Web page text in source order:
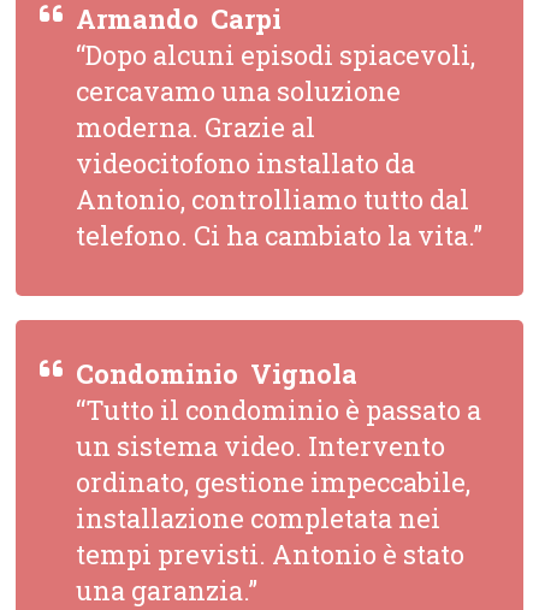
Armando  Carpi
“Dopo alcuni episodi spiacevoli,
cercavamo una soluzione
moderna. Grazie al
videocitofono installato da
Antonio, controlliamo tutto dal
telefono. Ci ha cambiato la vita.”
Condominio  Vignola
“Tutto il condominio è passato a
un sistema video. Intervento
ordinato, gestione impeccabile,
installazione completata nei
tempi previsti. Antonio è stato
una garanzia.”